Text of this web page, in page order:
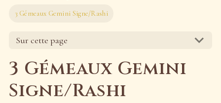
3 Gémeaux Gemini Signe/Rashi
Sur cette page
3 Gémeaux Gemini
Signe/Rashi